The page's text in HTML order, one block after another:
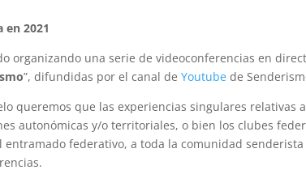
2021
organizando una serie de videoconferencias en
”, difundidas por el canal deYoutube de
queremos que las experiencias singulares relativas
autonómicas y/o territoriales, o bien los clubes
federativo, a toda la comunidad